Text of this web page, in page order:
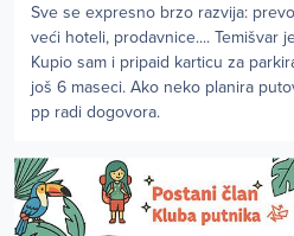
Sve se expresno brzo razvija:
veći hoteli, prodavnice.... Temišvar
Kupio sam i pripaid karticu za
još 6 maseci. Ako neko planira
pp radi dogovora.